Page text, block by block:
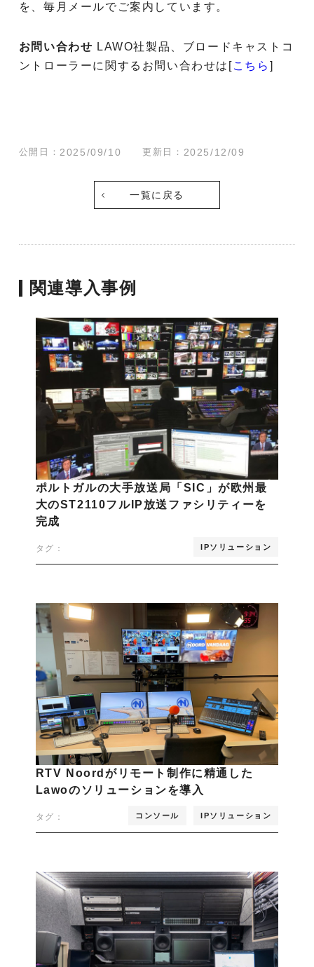
を、毎月メールでご案内しています。
お問い合わせ LAWO社製品、ブロードキャストコ
ントローラーに関するお問い合わせは[こちら ]
公開日： 2025/09/10 更新日： 2025/12/09
一覧に戻る
関連導入事例
ポルトガルの大手放送局「SIC」が欧州最
大のST2110フルIP放送ファシリティーを
完成
タグ： IPソリューション
RTV Noordがリモート制作に精通した
Lawoのソリューションを導入
タグ： コンソール IPソリューション